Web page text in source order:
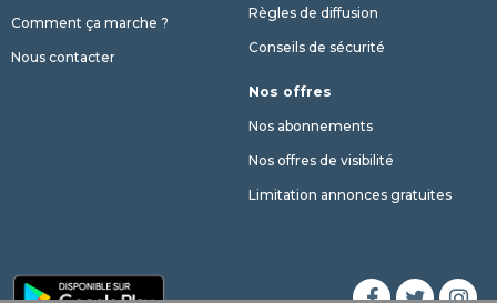
Comment ça marche ?
Nous contacter
Règles de diffusion
Conseils de sécurité
Nos offres
Nos abonnements
Nos offres de visibilité
Limitation annonces gratuites